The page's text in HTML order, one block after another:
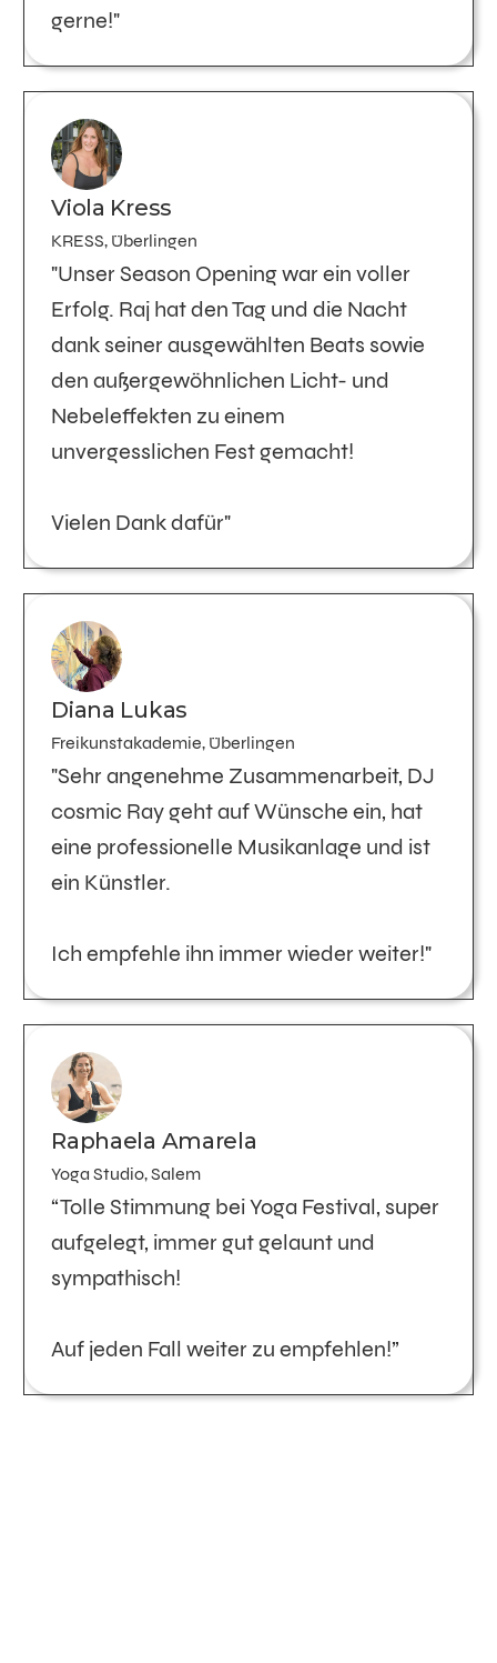
gerne!"
Viola Kress
KRESS, Überlingen
"Unser Season Opening war ein voller
Erfolg. Raj hat den Tag und die Nacht
dank seiner ausgewählten Beats sowie
den außergewöhnlichen Licht- und
Nebeleffekten zu einem
unvergesslichen Fest gemacht!
Vielen Dank dafür"
Diana Lukas
Freikunstakademie, Überlingen
"Sehr angenehme Zusammenarbeit, DJ
cosmic Ray geht auf Wünsche ein, hat
eine professionelle Musikanlage und ist
ein Künstler.
Ich empfehle ihn immer wieder weiter!"
Raphaela Amarela
Yoga Studio, Salem
“Tolle Stimmung bei Yoga Festival, super
aufgelegt, immer gut gelaunt und
sympathisch!
Auf jeden Fall weiter zu empfehlen!”